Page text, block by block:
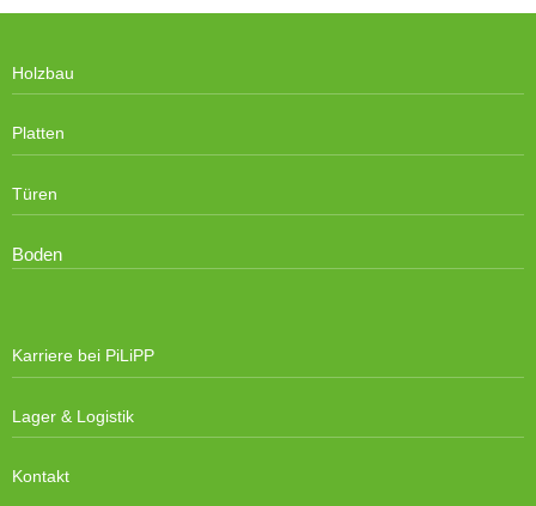
Holzbau
Platten
Türen
Boden
Karriere bei PiLiPP
Lager & Logistik
Kontakt